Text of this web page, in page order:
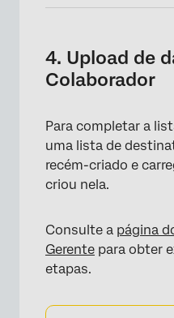
4. Upload de
Colaborador
Para completar a
uma lista de
recém-criado e
criou nela.
Consulte a página
Gerente para obter
etapas.